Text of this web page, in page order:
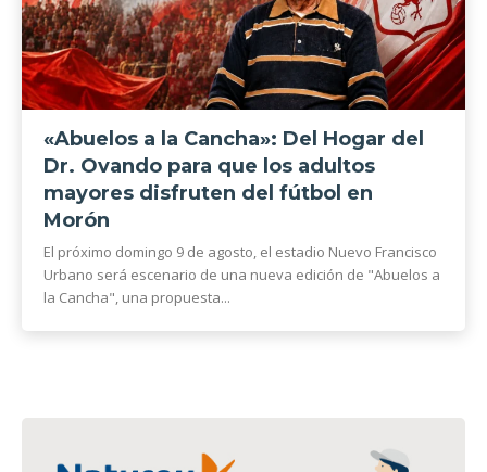
«Abuelos a la Cancha»: Del Hogar del
Dr. Ovando para que los adultos
mayores disfruten del fútbol en
Morón
El próximo domingo 9 de agosto, el estadio Nuevo Francisco
Urbano será escenario de una nueva edición de "Abuelos a
la Cancha", una propuesta...